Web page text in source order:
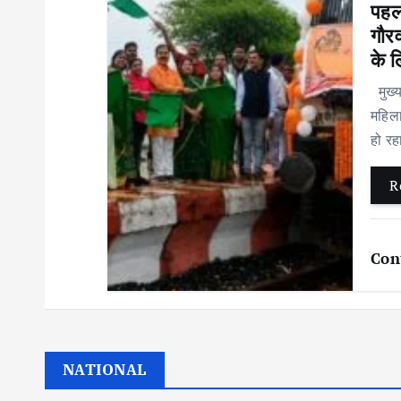
के
हो
NATIONAL